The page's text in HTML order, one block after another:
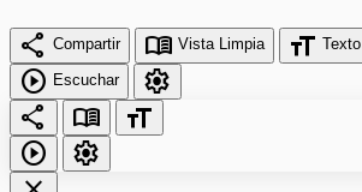
share Compartir menu_book Vista Limpia format_size Texto
play_circle Escuchar
settings
share
menu_book
format_size
play_circle
settings